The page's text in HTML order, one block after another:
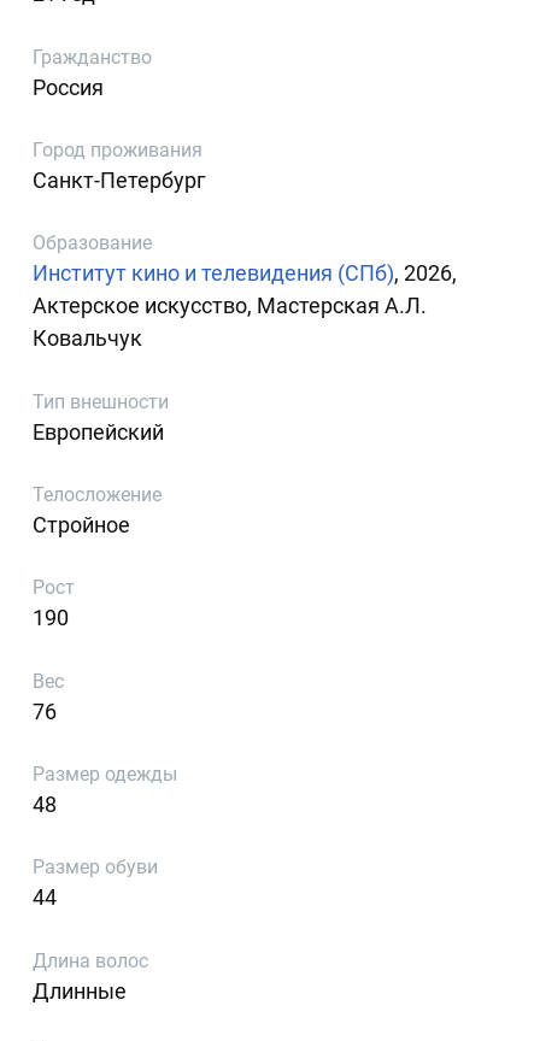
Гражданство
Россия
Город проживания
Санкт-Петербург
Образование
Институт кино и телевидения (СПб), 2026,
Актерское искусство, Мастерская А.Л.
Ковальчук
Тип внешности
Европейский
Телосложение
Стройное
Рост
190
Вес
76
Размер одежды
48
Размер обуви
44
Длина волос
Длинные